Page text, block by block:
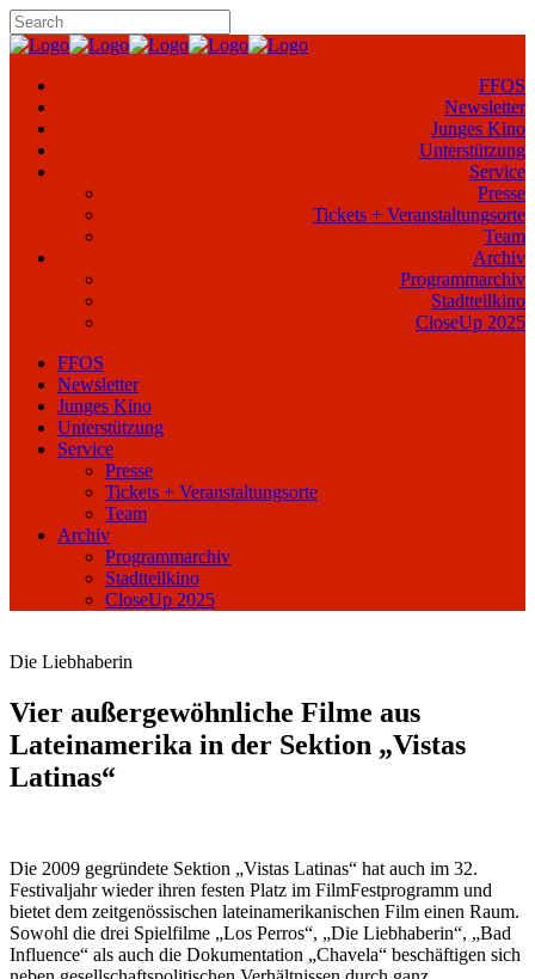
FFOS
Newsletter
Junges Kino
Unterstützung
Service
Presse
Tickets + Veranstaltungsorte
Team
Archiv
Programmarchiv
Stadtteilkino
CloseUp 2025
FFOS
Newsletter
Junges Kino
Unterstützung
Service
Presse
Tickets + Veranstaltungsorte
Team
Archiv
Programmarchiv
Stadtteilkino
CloseUp 2025
Die Liebhaberin
Vier außergewöhnliche Filme aus
Lateinamerika in der Sektion „Vistas
Latinas“
Die 2009 gegründete Sektion „Vistas Latinas“ hat auch im 32.
Festivaljahr wieder ihren festen Platz im FilmFestprogramm und
bietet dem zeitgenössischen lateinamerikanischen Film einen Raum.
Sowohl die drei Spielfilme „Los Perros“, „Die Liebhaberin“, „Bad
Influence“ als auch die Dokumentation „Chavela“ beschäftigen sich